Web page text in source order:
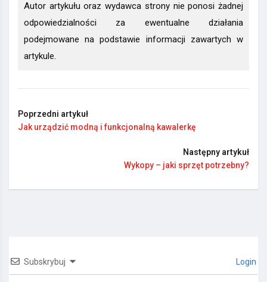
Autor artykułu oraz wydawca strony nie ponosi żadnej
odpowiedzialności za ewentualne działania
podejmowane na podstawie informacji zawartych w
artykule.
Poprzedni artykuł
Jak urządzić modną i funkcjonalną kawalerkę
Następny artykuł
Wykopy – jaki sprzęt potrzebny?
Subskrybuj Login